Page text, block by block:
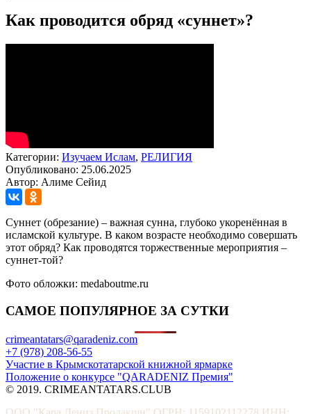
Как проводится обряд «суннет»?
Категории: Изучаем Ислам, РЕЛИГИЯ
Опубликовано: 25.06.2025
Автор: Алиме Сейид
Суннет (обрезание) – важная сунна, глубоко укоренённая в
исламской культуре. В каком возрасте необходимо совершать
этот обряд? Как проводятся торжественные мероприятия –
суннет-той?
Фото обложки: medaboutme.ru
САМОЕ ПОПУЛЯРНОЕ ЗА СУТКИ
crimeantatars@qaradeniz.com
+7 (978) 208-56-55
Участие в Крымскотатарской книжной ярмарке
Положение о конкурсе "QARADENIZ Премия"
© 2019. CRIMEANTATARS.CLUB